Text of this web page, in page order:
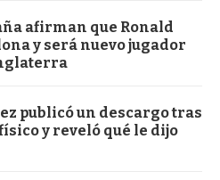
afirman que Ronald
y será nuevo jugador
publicó un descargo tras
y reveló qué le dijo